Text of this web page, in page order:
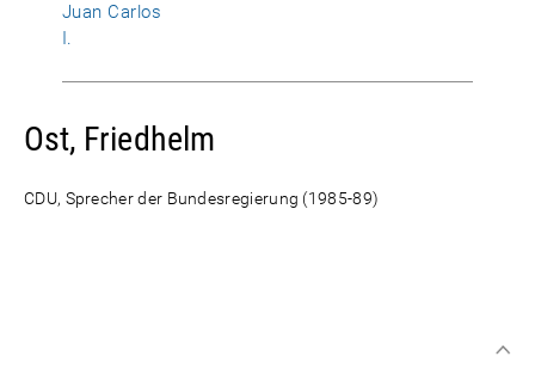
Juan Carlos
I.
Ost, Friedhelm
CDU, Sprecher der Bundesregierung (1985-89)